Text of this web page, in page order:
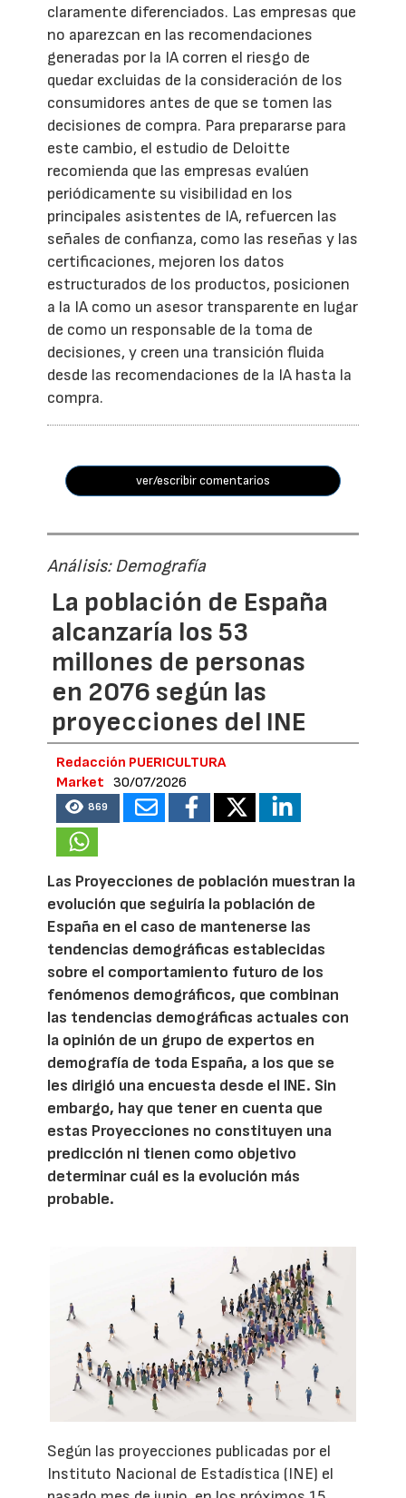
claramente diferenciados. Las empresas que
no aparezcan en las recomendaciones
generadas por la IA corren el riesgo de
quedar excluidas de la consideración de los
consumidores antes de que se tomen las
decisiones de compra. Para prepararse para
este cambio, el estudio de Deloitte
recomienda que las empresas evalúen
periódicamente su visibilidad en los
principales asistentes de IA, refuercen las
señales de confianza, como las reseñas y las
certificaciones, mejoren los datos
estructurados de los productos, posicionen
a la IA como un asesor transparente en lugar
de como un responsable de la toma de
decisiones, y creen una transición fluida
desde las recomendaciones de la IA hasta la
compra.
ver/escribir comentarios
Análisis: Demografía
La población de España
alcanzaría los 53
millones de personas
en 2076 según las
proyecciones del INE
Redacción PUERICULTURA
Market
30/07/2026
869
Las Proyecciones de población muestran la
evolución que seguiría la población de
España en el caso de mantenerse las
tendencias demográficas establecidas
sobre el comportamiento futuro de los
fenómenos demográficos, que combinan
las tendencias demográficas actuales con
la opinión de un grupo de expertos en
demografía de toda España, a los que se
les dirigió una encuesta desde el INE. Sin
embargo, hay que tener en cuenta que
estas Proyecciones no constituyen una
predicción ni tienen como objetivo
determinar cuál es la evolución más
probable.
Según las proyecciones publicadas por el
Instituto Nacional de Estadística (INE) el